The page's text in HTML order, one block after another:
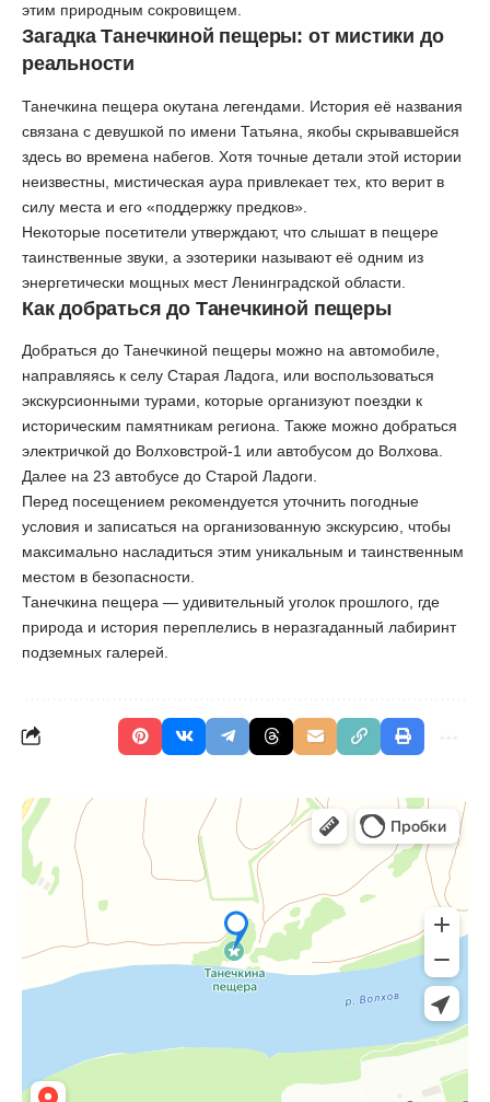
этим природным сокровищем.
Загадка Танечкиной пещеры: от мистики до
реальности
Танечкина пещера окутана легендами. История её названия
связана с девушкой по имени Татьяна, якобы скрывавшейся
здесь во времена набегов. Хотя точные детали этой истории
неизвестны, мистическая аура привлекает тех, кто верит в
силу места и его «поддержку предков».
Некоторые посетители утверждают, что слышат в пещере
таинственные звуки, а эзотерики называют её одним из
энергетически мощных мест Ленинградской области.
Как добраться до Танечкиной пещеры
Добраться до Танечкиной пещеры можно на автомобиле,
направляясь к селу Старая Ладога, или воспользоваться
экскурсионными турами, которые организуют поездки к
историческим памятникам региона. Также можно добраться
электричкой до Волховстрой-1 или автобусом до Волхова.
Далее на 23 автобусе до Старой Ладоги.
Перед посещением рекомендуется уточнить погодные
условия и записаться на организованную экскурсию, чтобы
максимально насладиться этим уникальным и таинственным
местом в безопасности.
Танечкина пещера — удивительный уголок прошлого, где
природа и история переплелись в неразгаданный лабиринт
подземных галерей.